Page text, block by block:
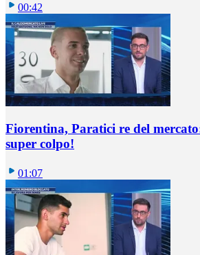
00:42
Fiorentina, Paratici re del
super colpo!
01:07